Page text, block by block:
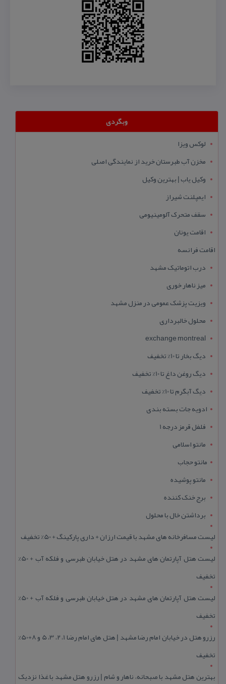
وبگردی
لوکس ویزا
مخزن آب طبرستان خرید از نمایندگی اصلی
وکیل یاب | بهترین وکیل
ایمپلنت شیراز
سقف متحرک آلومینیومی
اقامت یونان
اقامت فرانسه
درب اتوماتیک مشهد
میز ناهار خوری
ویزیت پزشک عمومی در منزل مشهد
محلول خالبرداری
exchange montreal
دیگ بخار تا 10% تخفیف
دیگ روغن داغ تا 10% تخفیف
دیگ آبگرم تا 10% تخفیف
ادویه جات بسته بندی
فلفل قرمز درجه 1
مانتو اسلامی
مانتو حجاب
مانتو پوشیده
برج خنک کننده
برداشتن خال با محلول
لیست مسافرخانه های مشهد با قیمت ارزان + داری پارکینگ + 50% تخفیف
لیست هتل آپارتمان های مشهد در هتل خیابان طبرسی و فلکه آب + 50%
تخفیف
لیست هتل آپارتمان های مشهد در هتل خیابان طبرسی و فلکه آب + 50%
تخفیف
رزرو هتل در خیابان امام رضا مشهد | هتل‌ های امام رضا 1، 2، 3، 5 و 8+50%
تخفیف
بهترین هتل مشهد با صبحانه، ناهار و شام | رزرو هتل مشهد با غذا نزدیک